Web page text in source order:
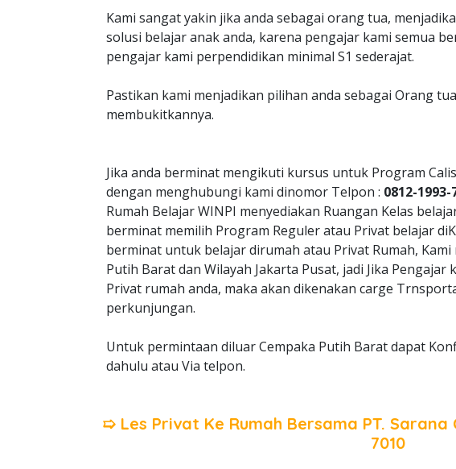
Kami sangat yakin jika anda sebagai orang tua,
solusi belajar anak anda, karena pengajar kami semua
pengajar kami perpendidikan minimal S1 sederajat.
Pastikan kami menjadikan pilihan anda sebagai Orang
membukitkannya.
Jika anda berminat mengikuti kursus untuk Program
dengan menghubungi kami dinomor Telpon : 0812-1993-
Rumah Belajar WINPI menyediakan Ruangan Kelas
berminat memilih Program Reguler atau Privat belajar
berminat untuk belajar dirumah atau Privat Rumah,
Putih Barat dan Wilayah Jakarta Pusat, jadi Jika
Privat rumah anda, maka akan dikenakan carge
perkunjungan.
Untuk permintaan diluar Cempaka Putih Barat dapat
dahulu atau Via telpon.
➯ Les Privat Ke Rumah Bersama PT. Sarana
7010